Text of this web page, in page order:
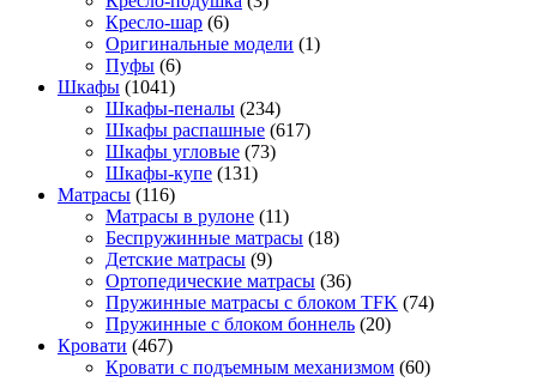
Кресло-шар (6)
Оригинальные модели (1)
Пуфы (6)
Шкафы (1041)
Шкафы-пеналы (234)
Шкафы распашные (617)
Шкафы угловые (73)
Шкафы-купе (131)
Матрасы (116)
Матрасы в рулоне (11)
Беспружинные матрасы (18)
Детские матрасы (9)
Ортопедические матрасы (36)
Пружинные матрасы с блоком TFK (74)
Пружинные с блоком боннель (20)
Кровати (467)
Кровати с подъемным механизмом (60)